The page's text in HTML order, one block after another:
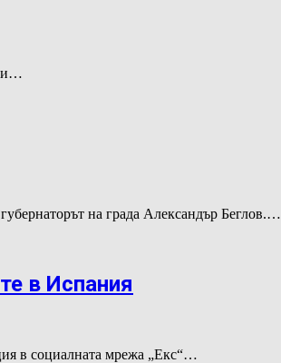
на града Александър Беглов.…
в Испания
в социалната мрежа „Екс“…